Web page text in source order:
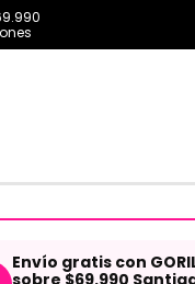
Pequeña SI05s
Envío gratis con
sobre $69.990